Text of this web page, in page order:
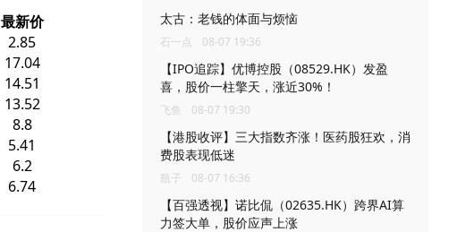
最新价
2.85
17.04
14.51
13.52
8.8
5.41
6.2
6.74
太古：老钱的体面与烦恼
石一点 08-07 19:36
【IPO追踪】优博控股（08529.HK）发盈
喜，股价一柱擎天，涨近30%！
飞鱼 08-07 19:30
【港股收评】三大指数齐涨！医药股狂欢，消
费股表现低迷
瓶子 08-07 16:36
【百强透视】诺比侃（02635.HK）跨界AI算
力签大单，股价应声上涨